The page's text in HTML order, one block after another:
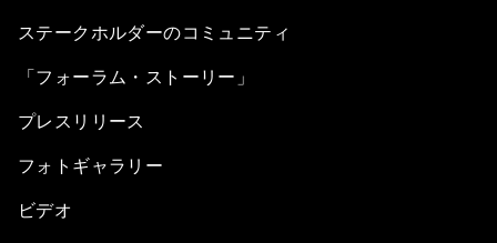
ステークホルダーのコミュニティ
「フォーラム・ストーリー」
プレスリリース
フォトギャラリー
ビデオ